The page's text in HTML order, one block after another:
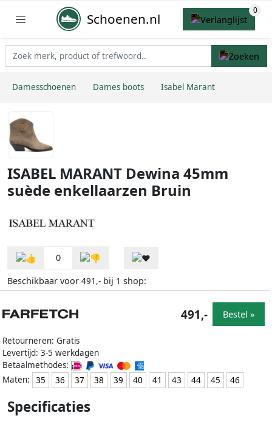
Schoenen.nl
Damesschoenen Dames boots Isabel Marant
ISABEL MARANT Dewina 45mm
suède enkellaarzen Bruin
0
Beschikbaar voor 491,- bij 1 shop:
Retourneren: Gratis
Levertijd: 3-5 werkdagen
Betaalmethodes:
Maten:
35 36 37 38 39 40 41 43 44 45 46
491,- Bestel »
Specificaties